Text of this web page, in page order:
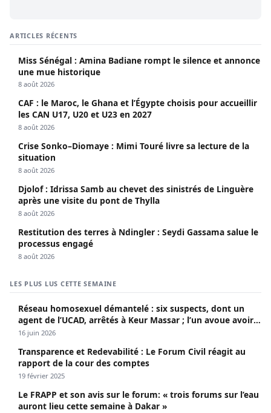
ARTICLES RÉCENTS
Miss Sénégal : Amina Badiane rompt le silence et annonce
une mue historique
8 août 2026
CAF : le Maroc, le Ghana et l’Égypte choisis pour accueillir
les CAN U17, U20 et U23 en 2027
8 août 2026
Crise Sonko–Diomaye : Mimi Touré livre sa lecture de la
situation
8 août 2026
Djolof : Idrissa Samb au chevet des sinistrés de Linguère
après une visite du pont de Thylla
8 août 2026
Restitution des terres à Ndingler : Seydi Gassama salue le
processus engagé
8 août 2026
LES PLUS LUS CETTE SEMAINE
Réseau homosexuel démantelé : six suspects, dont un
agent de l’UCAD, arrêtés à Keur Massar ; l’un avoue avoir
propagé le VIH depuis 2018
16 juin 2026
Transparence et Redevabilité : Le Forum Civil réagit au
rapport de la cour des comptes
19 février 2025
Le FRAPP et son avis sur le forum: « trois forums sur l’eau
auront lieu cette semaine à Dakar »